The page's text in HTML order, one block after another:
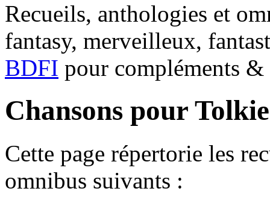
Recueils, anthologies et
fantasy, merveilleux,
BDFI pour compléments
Chansons pour
Cette page répertorie les
omnibus suivants :